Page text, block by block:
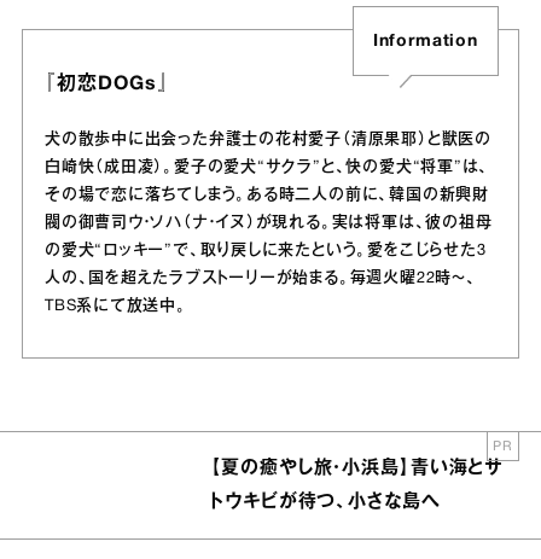
Information
『初恋DOGs』
犬の散歩中に出会った弁護士の花村愛子（清原果耶）と獣医の
白崎快（成田凌）。愛子の愛犬“サクラ”と、快の愛犬“将軍”は、
その場で恋に落ちてしまう。ある時二人の前に、韓国の新興財
閥の御曹司ウ・ソハ（ナ・イヌ）が現れる。実は将軍は、彼の祖母
の愛犬“ロッキー”で、取り戻しに来たという。愛をこじらせた3
人の、国を超えたラブストーリーが始まる。毎週火曜22時～、
TBS系にて放送中。
【夏の癒やし旅・小浜島】青い海とサ
トウキビが待つ、小さな島へ
PR